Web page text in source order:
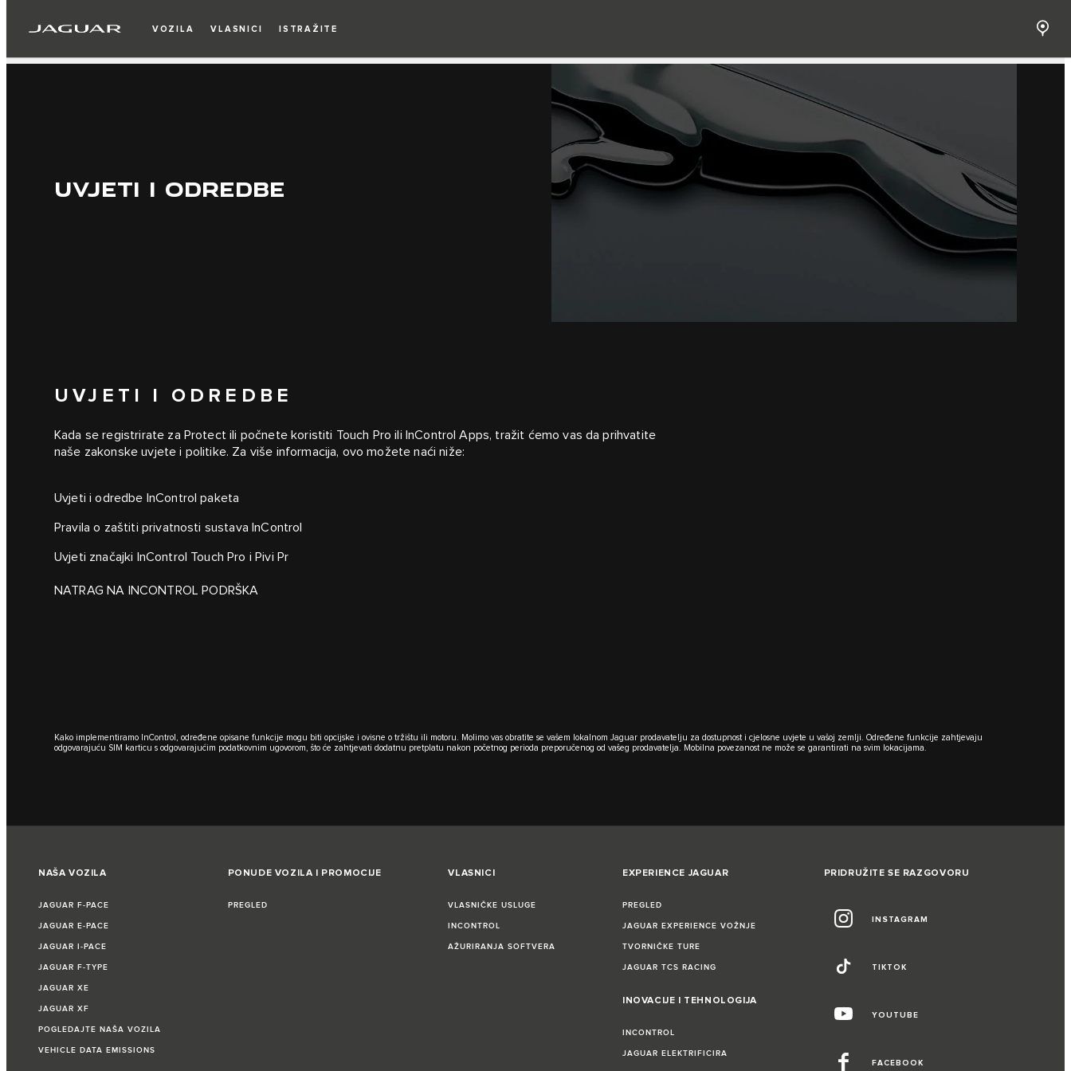
VOZILA VLASNICI ISTRAŽITE
UVJETI I ODREDBE
UVJETI I ODREDBE
Kada se registrirate za Protect ili počnete koristiti Touch Pro ili InControl Apps, tražit ćemo vas da prihvatite
naše zakonske uvjete i politike. Za više informacija, ovo možete naći niže:
Uvjeti i odredbe InControl paketa
Pravila o zaštiti privatnosti sustava InControl
Uvjeti značajki InControl Touch Pro i Pivi Pr
NATRAG NA INCONTROL PODRŠKA
Kako implementiramo InControl, određene opisane funkcije mogu biti opcijske i ovisne o tržištu ili motoru. Molimo vas obratite se vašem lokalnom Jaguar prodavatelju za dostupnost i cjelosne uvjete u vašoj zemlji. Određene funkcije zahtjevaju
odgovarajuću SIM karticu s odgovarajućim podatkovnim ugovorom, što će zahtjevati dodatnu pretplatu nakon početnog perioda preporučenog od vašeg prodavatelja. Mobilna povezanost ne može se garantirati na svim lokacijama.
NAŠA VOZILA
JAGUAR F‑PACE
JAGUAR E‑PACE
JAGUAR I‑PACE
JAGUAR F‑TYPE
JAGUAR XE
JAGUAR XF
POGLEDAJTE NAŠA VOZILA
VEHICLE DATA EMISSIONS
PONUDE VOZILA I PROMOCIJE
PREGLED
VLASNICI
VLASNIČKE USLUGE
INCONTROL
AŽURIRANJA SOFTVERA
EXPERIENCE JAGUAR
PREGLED
JAGUAR EXPERIENCE VOŽNJE
TVORNIČKE TURE
JAGUAR TCS RACING
INOVACIJE I TEHNOLOGIJA
INCONTROL
JAGUAR ELEKTRIFICIRA
PRIDRUŽITE SE RAZGOVORU
INSTAGRAM
TIKTOK
YOUTUBE
FACEBOOK